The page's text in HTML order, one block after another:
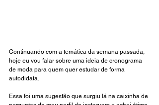
Continuando com a temática da semana passada,
hoje eu vou falar sobre uma ideia de cronograma
de moda para quem quer estudar de forma
autodidata.
Essa foi uma sugestão que surgiu lá na caixinha de